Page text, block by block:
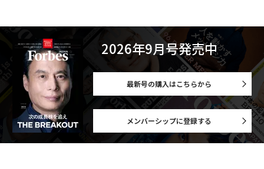
2026年9月号発売中
最新号の購入はこちらから
メンバーシップに登録する